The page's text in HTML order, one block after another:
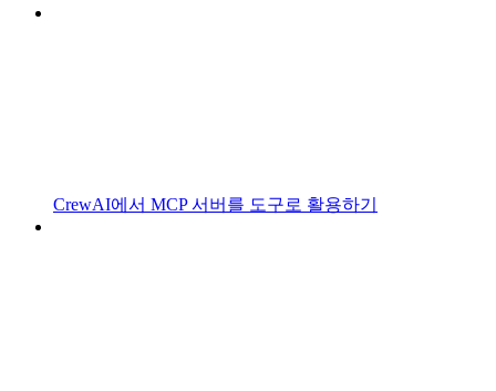
CrewAI에서 MCP 서버를 도구로 활용하기